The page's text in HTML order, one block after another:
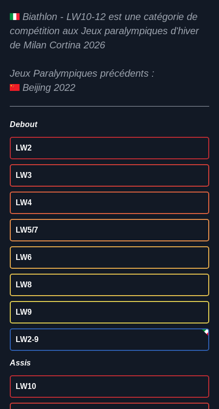
Biathlon - LW10-12 est une catégorie de
compétition aux Jeux paralympiques d'hiver
de Milan Cortina 2026
Jeux Paralympiques précédents :
Beijing 2022
Debout
LW2
LW3
LW4
LW5/7
LW6
LW8
LW9
LW2-9
Assis
LW10